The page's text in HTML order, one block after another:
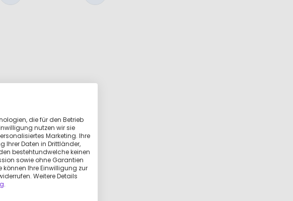
die für den Betrieb
nutzen wir sie
Marketing. Ihre
Daten in Drittländer,
bestehtundwelche keinen
sowie ohne Garantien
können Ihre Einwilligung zur
Weitere Details
.